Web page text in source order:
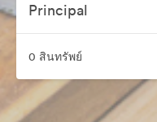
Principal
0 สินทรัพย์